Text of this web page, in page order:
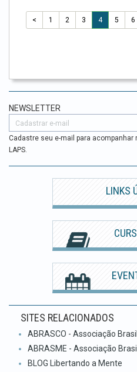
< 1 2 3 4 5 6
NEWSLETTER
Cadastre seu e-mail para
LAPS.
LINKS
SITES RELACIONADOS
ABRASCO - Associação
ABRASME - Associação
BLOG Libertando a Mente